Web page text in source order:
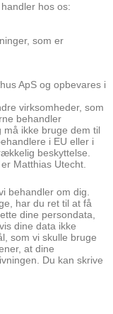
hos os:
som er
ApS og opbevares i
virksomheder, som
behandler
må ikke bruge dem til
i EU eller i
beskyttelse.
Matthias Utecht.
behandler om dig.
har du ret til at få
dine persondata,
dine data ikke
som vi skulle bruge
at dine
Du kan skrive